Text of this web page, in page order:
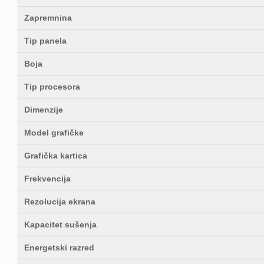
Zapremnina
Tip panela
Boja
Tip procesora
Dimenzije
Model grafičke
Grafička kartica
Frekvencija
Rezolucija ekrana
Kapacitet sušenja
Energetski razred